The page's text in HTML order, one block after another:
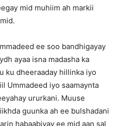
mid muhiim ah markii
ee soo bandhigayay
ayaa isna madasha ka
ku dheeraaday hillinka iyo
Ummadeed iyo saamaynta
ururkani. Muuse
guunka ah ee bulshadani
habaabiyay ee mid aan sal